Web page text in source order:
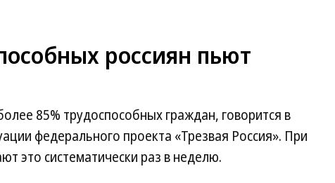
россиян пьют
85% трудоспособных граждан, говорится в
федерального проекта «Трезвая Россия». При
это систематически раз в неделю.